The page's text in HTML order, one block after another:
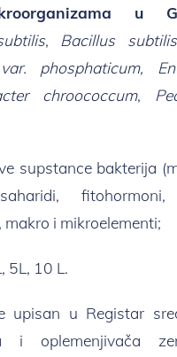
u
, Bacillus
phosphaticum,
chroococcum,
supstance bakterija
fitohormoni,
makro i mikroelementi;
5L, 10 L.
upisan u Registar
i oplemenjivača